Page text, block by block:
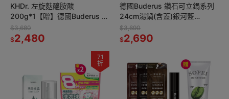
KHDr. 左旋麩醯胺酸
200g*1【贈】德國Buderus 鑽
石可立鍋系列_28cm深炒鍋(含
蓋)-淺木紋*1
$3,680
$2,480
德國Buderus 鑽石可立鍋系列
24cm湯鍋(含蓋)銀河藍
*1【贈】闔樂泰 酷鮮雙子星微
烤保鮮盒(雙層)980ml*1
$3,690
$2,690
71
折